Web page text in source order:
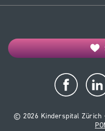
© 2026 Kinderspital Zürich